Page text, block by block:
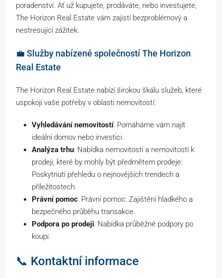
poradenství. Ať už kupujete, prodáváte, nebo investujete,
The Horizon Real Estate vám zajistí bezproblémový a
nestresující zážitek.
💼 Služby nabízené společností The Horizon
Real Estate
The Horizon Real Estate nabízí širokou škálu služeb, které
uspokojí vaše potřeby v oblasti nemovitostí:
Vyhledávání nemovitostí: Pomáháme vám najít
ideální domov nebo investici.
Analýza trhu: Nabídka nemovitostí a nemovitostí k
prodeji, které by mohly být předmětem prodeje:
Poskytnutí přehledu o nejnovějších trendech a
příležitostech.
Právní pomoc: Právní pomoc: Zajištění hladkého a
bezpečného průběhu transakce.
Podpora po prodeji: Nabídka průběžné podpory po
koupi.
📞 Kontaktní informace